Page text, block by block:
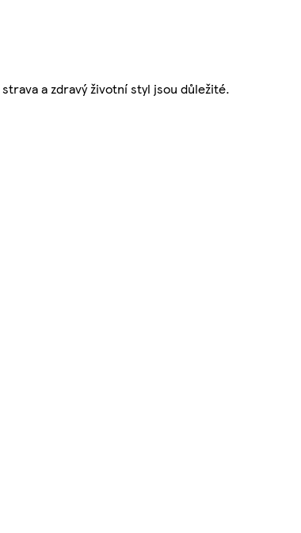
a zdravý životní styl jsou důležité.